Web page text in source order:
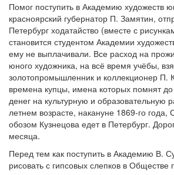
Помог поступить в Академию художеств
красноярский губернатор П. Замятин,
Петербург ходатайство (вместе с
становится студентом Академии
ему не выплачивали. Все расход на
юного художника, на всё время учёбы,
золотопромышленник и коллекционер П.
времена купцы, имена которых помнят
денег на культурную и образовательную
летнем возрасте, накануне 1869-го
обозом Кузнецова едет в Петербург.
месяца.
Перед тем как поступить в Академию В.
рисовать с гипсовых слепков в